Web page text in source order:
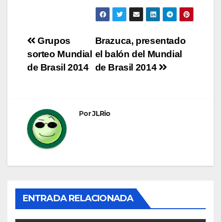
Navegación
de
Brazuca, presentado
el balón del Mundial
de Brasil 2014
Grupos
sorteo Mundial
de Brasil 2014
PorJLRio
ENTRADA RELACIONADA